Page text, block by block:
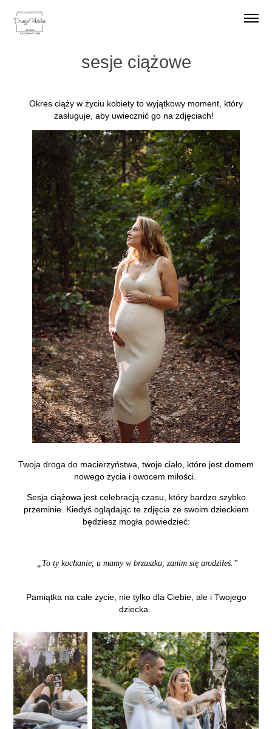
sesje ciążowe
Okres ciąży w życiu kobiety to wyjątkowy moment, który
zasługuje, aby uwiecznić go na zdjęciach!
Twoja droga do macierzyństwa, twoje ciało, które jest domem
nowego życia i owocem miłości.
Sesja ciążowa jest celebracją czasu, który bardzo szybko
przeminie. Kiedyś oglądając te zdjęcia ze swoim dzieckiem
będziesz mogła powiedzieć:
„To ty kochanie, u mamy w brzuszku, zanim się urodziłeś.”
Pamiątka na całe życie, nie tylko dla Ciebie, ale i Twojego
dziecka.